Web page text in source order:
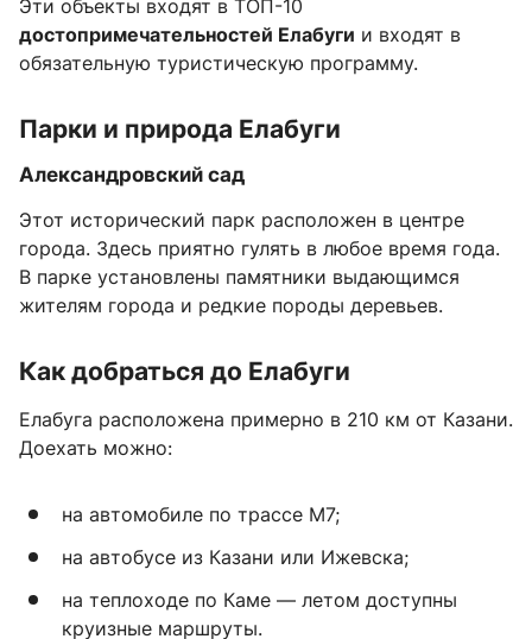
Эти объекты входят в ТОП-10
достопримечательностей Елабуги и входят в
обязательную туристическую программу.
Парки и природа Елабуги
Александровский сад
Этот исторический парк расположен в центре
города. Здесь приятно гулять в любое время года.
В парке установлены памятники выдающимся
жителям города и редкие породы деревьев.
Как добраться до Елабуги
Елабуга расположена примерно в 210 км от Казани.
Доехать можно:
на автомобиле по трассе М7;
на автобусе из Казани или Ижевска;
на теплоходе по Каме — летом доступны
круизные маршруты.